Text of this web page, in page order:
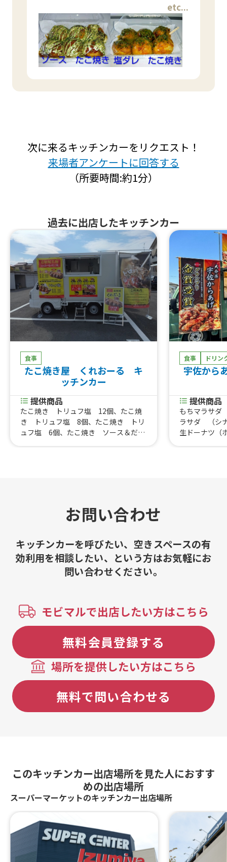
etc...
次に来るキッチンカーをリクエスト！
来場者アンケートに回答する
（所要時間:約1分）
過去に出店したキッチンカー
食事
たこ焼き屋 くれおーる キ
ッチンカー
提供商品
たこ焼き トリュフ塩 12個、たこ焼
き トリュフ塩 8個、たこ焼き トリ
ュフ塩 6個、たこ焼き ソース＆だし
製ソース ８個、たこ焼き 特製ソー
食事 ドリン
宇佐か
提供商品
もちマラサダ
ラサダ （シ
生ドーナツ（
和氷室使用
キ）、日の
き氷（西尾の
げ（骨なし）
げ、宇佐唐揚
本、宇佐唐
佐唐揚げ（
肝）、大分名
牛ホルモン
トッピング
せ）、遠赤
フトビール
お問い合わせ
キッチンカーを呼びたい、空きスペースの有
効利用を相談したい、という方はお気軽にお
問い合わせください。
モビマルで出店したい方はこちら
無料会員登録する
場所を提供したい方はこちら
無料で問い合わせる
このキッチンカー出店場所を見た人におすす
めの出店場所
スーパーマーケットのキッチンカー出店場所